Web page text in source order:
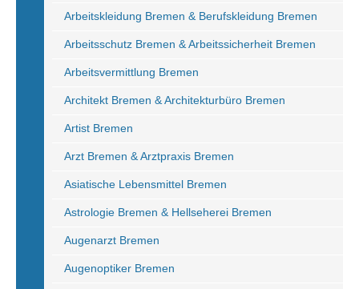
Arbeitskleidung Bremen & Berufskleidung Bremen
Arbeitsschutz Bremen & Arbeitssicherheit Bremen
Arbeitsvermittlung Bremen
Architekt Bremen & Architekturbüro Bremen
Artist Bremen
Arzt Bremen & Arztpraxis Bremen
Asiatische Lebensmittel Bremen
Astrologie Bremen & Hellseherei Bremen
Augenarzt Bremen
Augenoptiker Bremen